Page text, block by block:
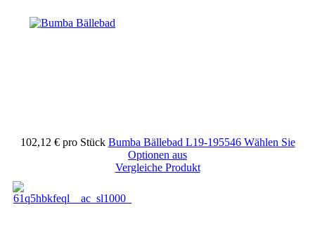
102,12 € pro Stück Bumba Bällebad L19-195546 Wählen Sie
Optionen aus
Vergleiche Produkt